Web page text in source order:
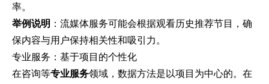
率。
举例说明 ：流媒体服务可能会根据观看历史推荐节目，确
保内容与用户保持相关性和吸引力。
专业服务：基于项目的个性化
在咨询等专业服务领域，数据方法是以项目为中心的。在